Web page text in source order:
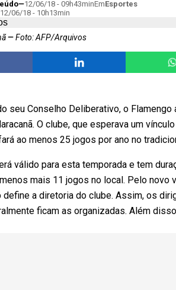
12/06/18 - 09h43minEmEsportes
12/06/18 - 10h13min
Foto: AFP/Arquivos
seu Conselho Deliberativo, o
O clube, que esperava um
ao menos 25 jogos por ano no
válido para esta temporada e tem
mais 11 jogos no local. Pelo novo
define a diretoria do clube. Assim, os
ficam as organizadas. Além